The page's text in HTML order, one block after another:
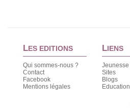
LES EDITIONS
Qui sommes-nous ?
Contact
Facebook
Mentions légales
LIENS
Jeunesse
Sites
Blogs
Education